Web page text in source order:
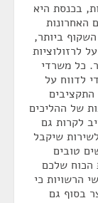
בכנסת היא
האחרונות
ביותר,
לרזולוציות
כל משרדי
לדווח על
של ההליכים
לקרות גם
שיקבל
טובים
הכוח שלכם
הרשויות כי
בסוף גם